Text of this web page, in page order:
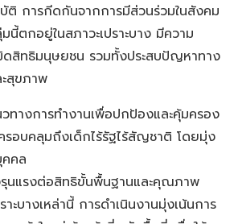
ติ การกีดกันจากการมีส่วนร่วมในสังคม
นี้ตกอยู่ในสภาวะเปราะบาง มีความ
ดสิทธิมนุษยชน รวมทั้งประสบปัญหาทาง
สุขภาพ
างการทำงานเพื่อปกป้องและคุ้มครอง
อบคลุมถึงเด็กไร้รัฐไร้สัญชาติ โดยมุ่ง
คล
นแรงต่อสิทธิขั้นพื้นฐานและคุณภาพ
ะบางเหล่านี้ การดำเนินงานมุ่งเน้นการ